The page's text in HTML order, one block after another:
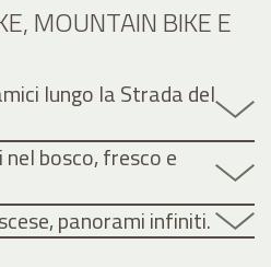
MOUNTAIN BIKE E
lungo la Strada del
bosco, fresco e
panorami infiniti.